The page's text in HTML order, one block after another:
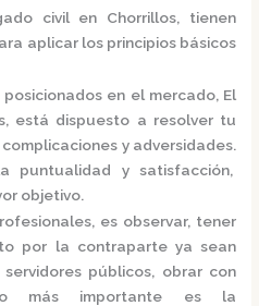
civil en Chorrillos, tienen
aplicar los principios básicos
en el mercado, El
está dispuesto a resolver tu
y adversidades.
puntualidad y satisfacción,
objetivo.
es observar, tener
por la contraparte ya sean
públicos, obrar con
más importante es la